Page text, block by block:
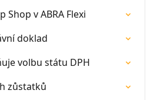
Shop v ABRA Flexi
doklad
volbu státu DPH
zůstatků